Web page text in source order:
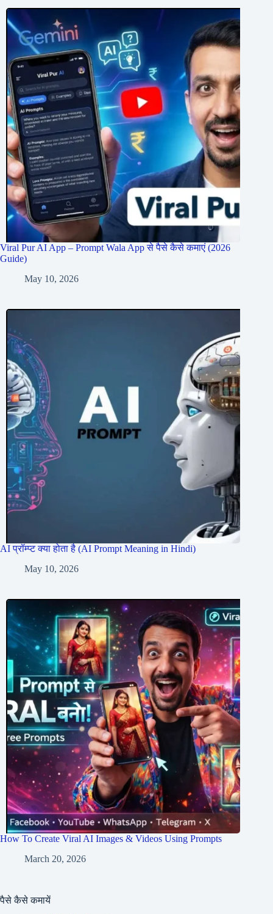
Viral Pur AI App – Prompt Wala App से पैसे कैसे कमाएं (2026
Guide)
May 10, 2026
AI प्रॉम्प्ट क्या होता है (AI Prompt Meaning in Hindi)
May 10, 2026
How To Create Viral AI Images & Videos Using Prompts
March 20, 2026
पैसे कैसे कमायें